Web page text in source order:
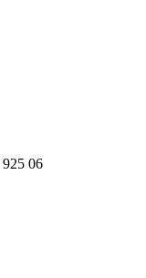
06